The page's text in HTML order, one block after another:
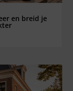
en breid je